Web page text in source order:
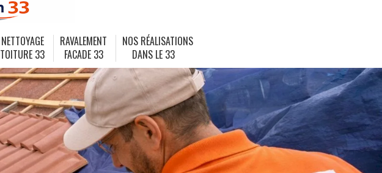
NETTOYAGE
TOITURE 33
RAVALEMENT
FACADE 33
NOS RÉALISATIONS
DANS LE 33